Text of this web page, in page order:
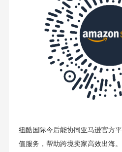
纽酷国际今后能协同亚马逊官方
值服务，帮助跨境卖家高效出海